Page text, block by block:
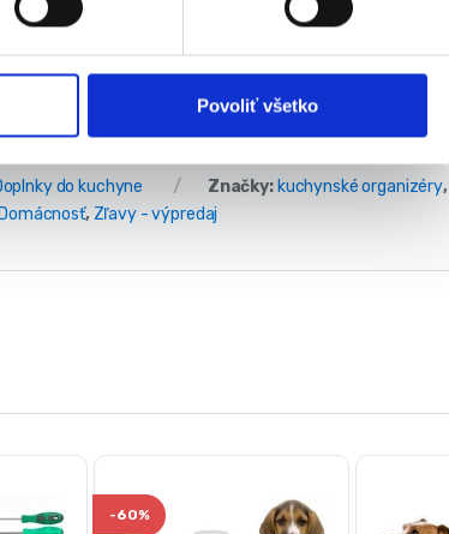
Povoliť všetko
do kuchyne Značky: kuchynské organizéry,
, Zľavy - výpredaj
-60%